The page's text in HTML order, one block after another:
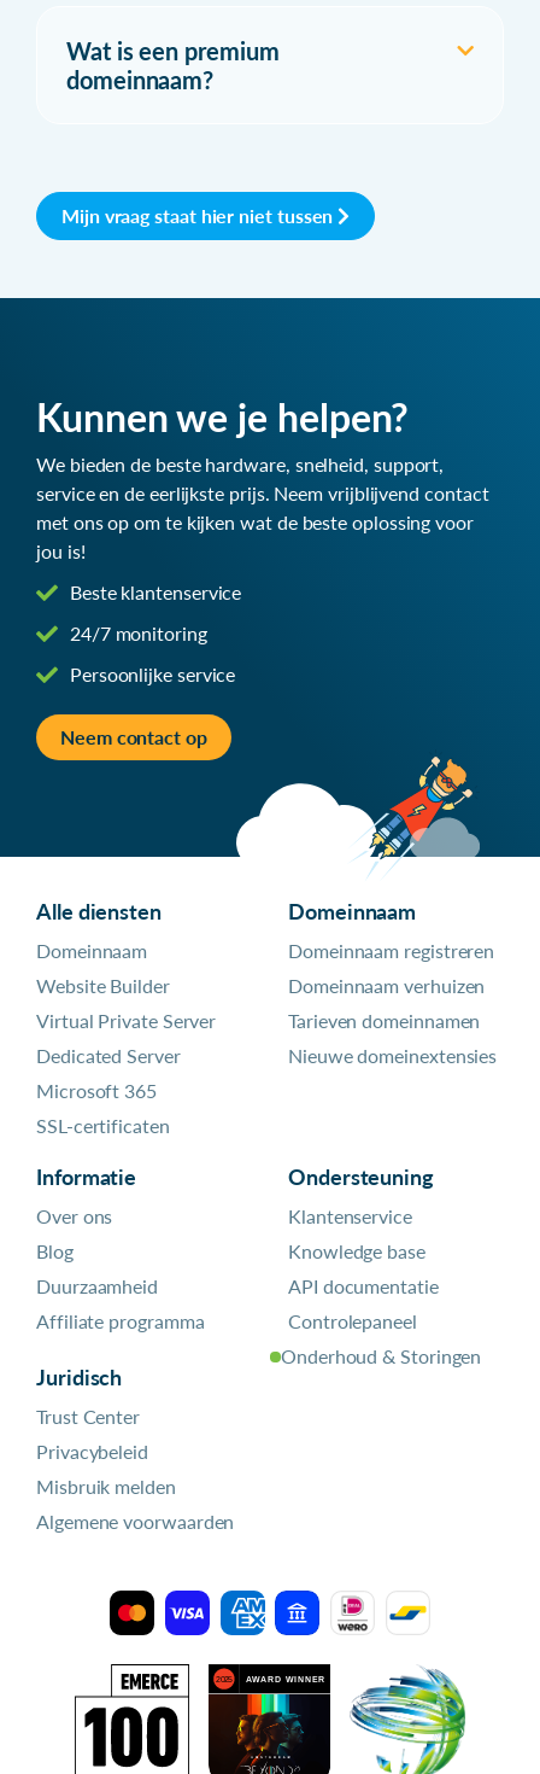
Wat is een premium
domeinnaam?
Mijn vraag staat hier niet tussen
Kunnen we je helpen?
We bieden de beste hardware, snelheid, support,
service en de eerlijkste prijs. Neem vrijblijvend contact
met ons op om te kijken wat de beste oplossing voor
jou is!
Beste klantenservice
24/7 monitoring
Persoonlijke service
Neem contact op
Alle diensten
Domeinnaam
Website Builder
Virtual Private Server
Dedicated Server
Microsoft 365
SSL-certificaten
Domeinnaam
Domeinnaam registreren
Domeinnaam verhuizen
Tarieven domeinnamen
Nieuwe domeinextensies
Informatie
Over ons
Blog
Duurzaamheid
Affiliate programma
Juridisch
Trust Center
Privacybeleid
Misbruik melden
Algemene voorwaarden
Ondersteuning
Klantenservice
Knowledge base
API documentatie
Controlepaneel
Onderhoud & Storingen